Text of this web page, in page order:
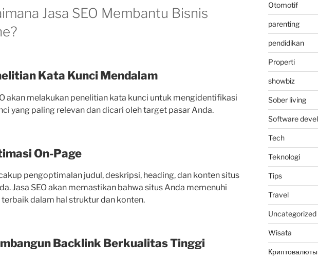
Jasa SEO Membantu Bisnis
Kata Kunci Mendalam
akan melakukan penelitian kata kunci untuk mengidentifikasi
yang paling relevan dan dicari oleh target pasar Anda.
On-Page
pengoptimalan judul, deskripsi, heading, dan konten situs
Jasa SEO akan memastikan bahwa situs Anda memenuhi
dalam hal struktur dan konten.
Backlink Berkualitas Tinggi
Otomotif
parenting
pendidikan
Properti
showbiz
Sober living
Software
Tech
Teknologi
Tips
Travel
Uncategorized
Wisata
Криптовалюты